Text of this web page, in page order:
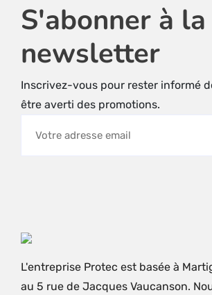
S'abonner à la
newsletter
Inscrivez-vous pour rester informé
être averti des promotions.
L'entreprise Protec est basée à
au 5 rue de Jacques Vaucanson.